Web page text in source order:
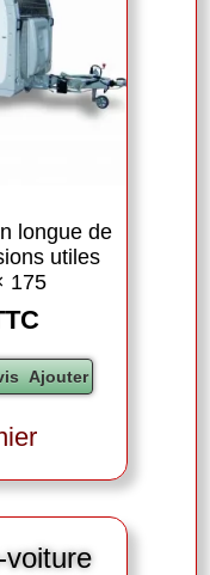
longue de
utiles
175
voiture